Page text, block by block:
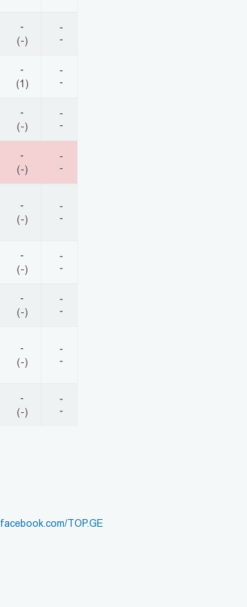
-
(-)
-
-
-
(1)
-
-
-
(-)
-
-
-
(-)
-
-
-
(-)
-
-
-
(-)
-
-
-
(-)
-
-
-
(-)
-
-
-
(-)
-
-
facebook.com/TOP.GE